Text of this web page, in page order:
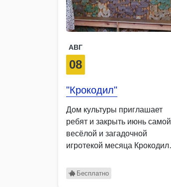
АВГ
08
"Крокодил"
Дом культуры приглашает
ребят и закрыть июнь самой
весёлой и загадочной
игротекой месяца Крокодил
Бесплатно